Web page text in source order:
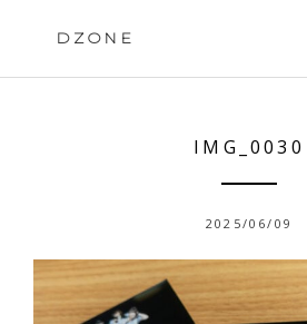
DZONE
IMG_0030
2025/06/09